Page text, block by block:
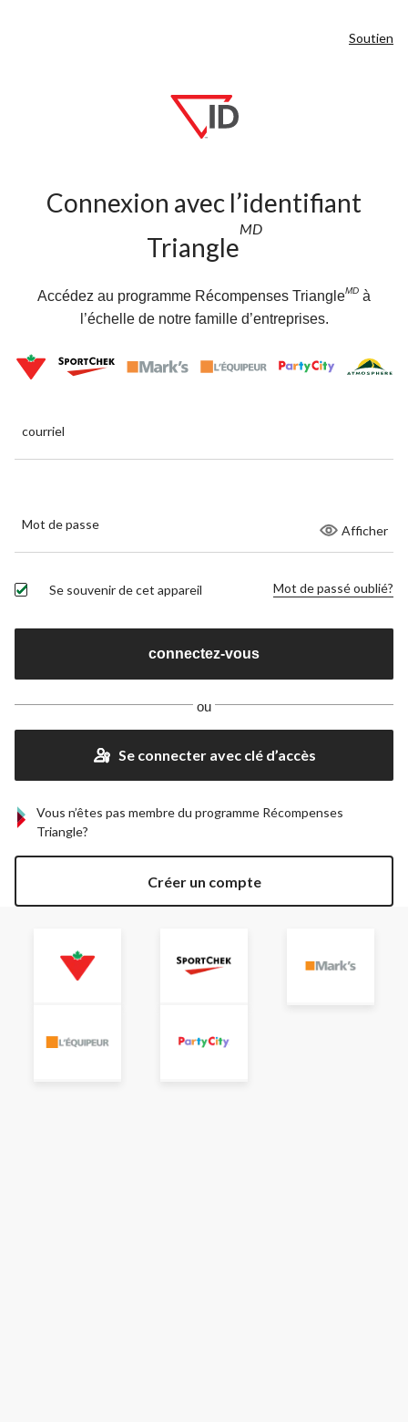
Soutien
Connexion avec l’identifiant
Triangle
MD
Accédez au programme Récompenses TriangleMD à
l’échelle de notre famille d’entreprises.
courriel
Mot de passe Afficher
Se souvenir de cet appareil Mot de passé oublié?
ou
Se connecter avec clé d’accès
Vous n’êtes pas membre du programme Récompenses
Triangle?
Créer un compte